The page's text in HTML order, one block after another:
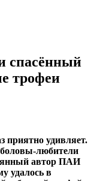
спасённый
трофеи
приятно удивляет.
любители
автор ПАИ
удалось в